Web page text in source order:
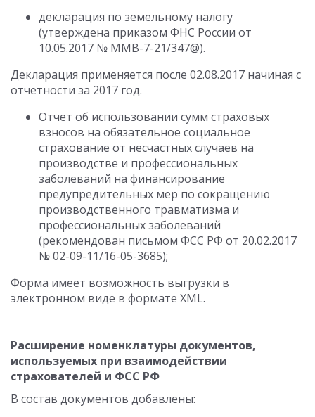
декларация по земельному налогу
(утверждена приказом ФНС России от
10.05.2017 № ММВ-7-21/347@).
Декларация применяется после 02.08.2017 начиная с
отчетности за 2017 год.
Отчет об использовании сумм страховых
взносов на обязательное социальное
страхование от несчастных случаев на
производстве и профессиональных
заболеваний на финансирование
предупредительных мер по сокращению
производственного травматизма и
профессиональных заболеваний
(рекомендован письмом ФСС РФ от 20.02.2017
№ 02-09-11/16-05-3685);
Форма имеет возможность выгрузки в
электронном виде в формате XML.
Расширение номенклатуры документов,
используемых при взаимодействии
страхователей и ФСС РФ
В состав документов добавлены: